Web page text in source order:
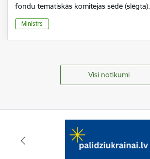
fondu tematiskās komitejas sēdē (slēgta).
Ministrs
Visi notikumi